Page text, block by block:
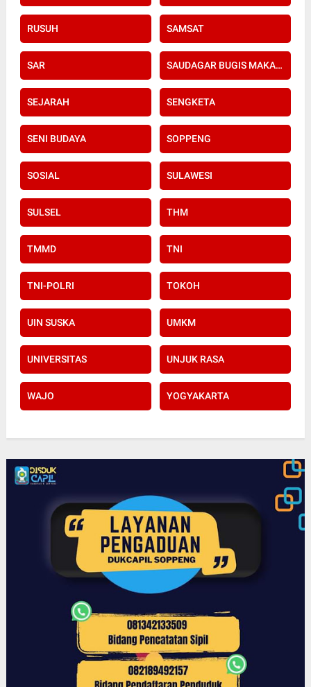
RUSUH SAMSAT
SAR SAUDAGAR BUGIS MAKASSAR
SEJARAH SENGKETA
SENI BUDAYA SOPPENG
SOSIAL SULAWESI
SULSEL THM
TMMD TNI
TNI-POLRI TOKOH
UIN SUSKA UMKM
UNIVERSITAS UNJUK RASA
WAJO YOGYAKARTA